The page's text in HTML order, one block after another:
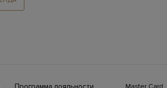
Master Card